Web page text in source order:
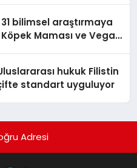
bilimsel araştırmaya
Maması ve Vegan
hukuk Filistin
standart uyguluyor
Adresi